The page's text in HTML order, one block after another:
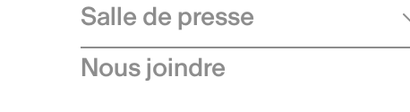
Salle de presse
Communiqués de presse
Nous joindre